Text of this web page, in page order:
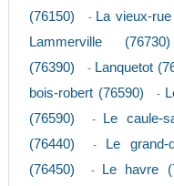
(76150)
- La vieux-
Lammerville (76730)
(76390)
- Lanquetot
bois-robert (76590)
-
(76590)
- Le caule-
(76440)
- Le grand-
(76450)
- Le havre